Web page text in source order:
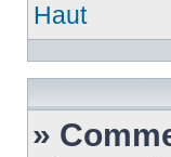
Haut
»